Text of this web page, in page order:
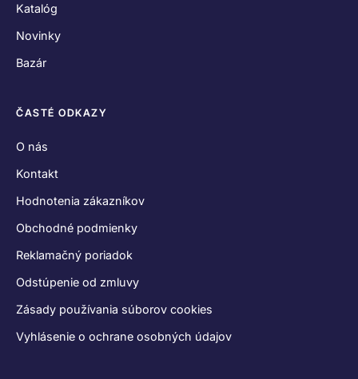
Katalóg
Novinky
Bazár
ČASTÉ ODKAZY
O nás
Kontakt
Hodnotenia zákazníkov
Obchodné podmienky
Reklamačný poriadok
Odstúpenie od zmluvy
Zásady používania súborov cookies
Vyhlásenie o ochrane osobných údajov